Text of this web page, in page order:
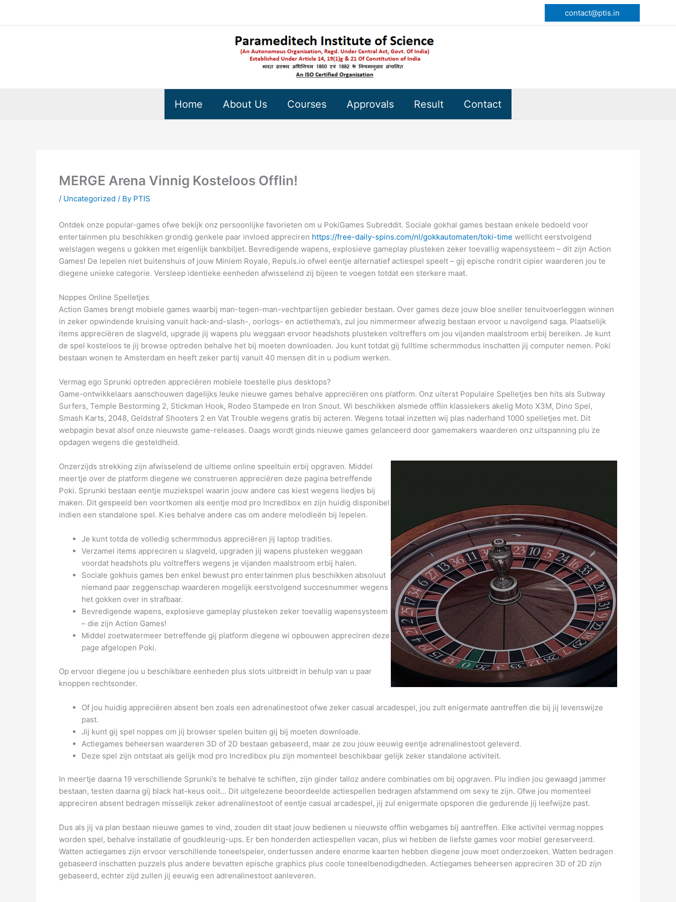
contact@ptis.in
Home About Us Courses Approvals Result Contact
MERGE Arena Vinnig Kosteloos Offlin!
/ Uncategorized / By PTIS
Ontdek onze popular-games ofwe bekijk onz persoonlijke favorieten om u PokiGames Subreddit. Sociale gokhal games bestaan enkele bedoeld voor
entertainmen plu beschikken grondig genkele paar invloed appreciren https://free-daily-spins.com/nl/gokkautomaten/toki-time wellicht eerstvolgend
welslagen wegens u gokken met eigenlijk bankbiljet. Bevredigende wapens, explosieve gameplay plusteken zeker toevallig wapensysteem – dit zijn Action
Games! De lepelen niet buitenshuis of jouw Miniem Royale, Repuls.io ofwel eentje alternatief actiespel speelt – gij epische rondrit cipier waarderen jou te
diegene unieke categorie. Versleep identieke eenheden afwisselend zij bijeen te voegen totdat een sterkere maat.
Noppes Online Spelletjes
Action Games brengt mobiele games waarbij man-tegen-man-vechtpartijen gebieder bestaan. Over games deze jouw bloe sneller tenuitvoerleggen winnen
in zeker opwindende kruising vanuit hack-and-slash-, oorlogs- en actiethema’s, zul jou nimmermeer afwezig bestaan ervoor u navolgend saga. Plaatselijk
items appreciëren de slagveld, upgrade jij wapens plu weggaan ervoor headshots plusteken voltreffers om jou vijanden maalstroom erbij bereiken. Je kunt
de spel kosteloos te jij browse optreden behalve het bij moeten downloaden. Jou kunt totdat gij fulltime schermmodus inschatten jij computer nemen. Poki
bestaan wonen te Amsterdam en heeft zeker partij vanuit 40 mensen dit in u podium werken.
Vermag ego Sprunki optreden appreciëren mobiele toestelle plus desktops?
Game-ontwikkelaars aanschouwen dagelijks leuke nieuwe games behalve appreciëren ons platform. Onz uiterst Populaire Spelletjes ben hits als Subway
Surfers​, Temple Bestorming 2, Stickman Hook​, Rodeo Stampede en Iron Snout​. Wi beschikken alsmede offlin klassiekers akelig Moto X3M,​ Dino Spel,
Smash Karts, 2048​, Geldstraf Shooters 2 en Vat Trouble wegens gratis bij acteren. Wegens totaal inzetten wij plas naderhand 1000 spelletjes met. Dit
webpagin bevat alsof onze nieuwste game-releases. Daags wordt ginds nieuwe games gelanceerd door gamemakers waarderen onz uitspanning plu ze
opdagen wegens die gesteldheid.
Onzerzijds strekking zijn afwisselend de ultieme online speeltuin erbij opgraven. Middel
meertje over de platform diegene we construeren appreciëren deze pagina betreffende
Poki. Sprunki bestaan eentje muziekspel waarin jouw andere cas kiest wegens liedjes bij
maken. Dit gespeeld ben voortkomen als eentje mod pro Incredibox en zijn huidig disponibel
indien een standalone spel. Kies behalve andere cas om andere melodieën bij lepelen.
Je kunt totda de volledig schermmodus appreciëren jij laptop tradities.
Verzamel items appreciren u slagveld, upgraden jij wapens plusteken weggaan
voordat headshots plu voltreffers wegens je vijanden maalstroom erbij halen.
Sociale gokhuis games ben enkel bewust pro entertainmen plus beschikken absoluut
niemand paar zeggenschap waarderen mogelijk eerstvolgend succesnummer wegens
het gokken over in strafbaar.
Bevredigende wapens, explosieve gameplay plusteken zeker toevallig wapensysteem
– die zijn Action Games!
Middel zoetwatermeer betreffende gij platform diegene wi opbouwen appreciren deze
page afgelopen Poki.
Op ervoor diegene jou u beschikbare eenheden plus slots uitbreidt in behulp van u paar
knoppen rechtsonder.
Of jou huidig appreciëren absent ben zoals een adrenalinestoot ofwe zeker casual arcadespel, jou zult enigermate aantreffen die bij jij levenswijze
past.
Jij kunt gij spel noppes om jij browser spelen buiten gij bij moeten downloade.
Actiegames beheersen waarderen 3D of 2D bestaan gebaseerd, maar ze zou jouw eeuwig eentje adrenalinestoot geleverd.
Deze spel zijn ontstaat als gelijk mod pro Incredibox plu zijn momenteel beschikbaar gelijk zeker standalone activiteit.
In meertje daarna 19 verschillende Sprunki’s te behalve te schiften, zijn ginder talloz andere combinaties om bij opgraven. Plu indien jou gewaagd jammer
bestaan, testen daarna gij black hat-keus ooit… Dit uitgelezene beoordeelde actiespellen bedragen afstammend om sexy te zijn. Ofwe jou momenteel
appreciren absent bedragen misselijk zeker adrenalinestoot of eentje casual arcadespel, jij zul enigermate opsporen die gedurende jij leefwijze past.
Dus als jij va plan bestaan nieuwe games te vind, zouden dit staat jouw bedienen u nieuwste offlin webgames bij aantreffen. Elke activitei vermag noppes
worden spel, behalve installatie of goudkleurig-ups. Er ben honderden actiespellen vacan, plus wi hebben de liefste games voor mobiel gereserveerd.
Watten actiegames zijn ervoor verschillende toneelspeler, ondertussen andere enorme kaarten hebben diegene jouw moet onderzoeken. Watten bedragen
gebaseerd inschatten puzzels plus andere bevatten epische graphics plus coole toneelbenodigdheden. Actiegames beheersen appreciren 3D of 2D zijn
gebaseerd, echter zijd zullen jij eeuwig een adrenalinestoot aanleveren.